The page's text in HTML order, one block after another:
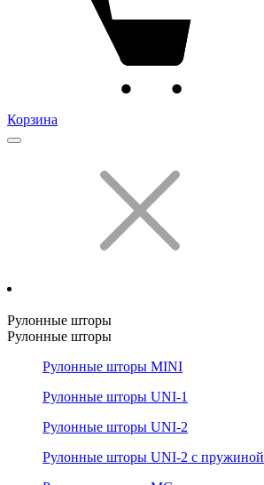
Корзина
Рулонные шторы
Рулонные шторы
Рулонные шторы MINI
Рулонные шторы UNI-1
Рулонные шторы UNI-2
Рулонные шторы UNI-2 с пружиной